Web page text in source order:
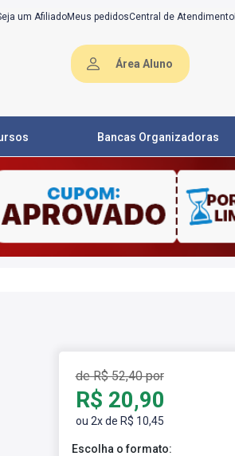
um AfiliadoMeus pedidosCentral de Atendimento
Área Aluno
Bancas Organizadoras
de R$ 52,40 por
R$ 20,90
ou 2x de R$ 10,45
Escolha o formato: